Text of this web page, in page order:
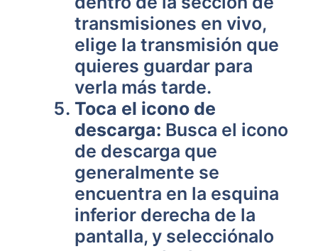
transmisiones en vivo,
elige la transmisión que
quieres guardar para
verla más tarde.
Toca el icono de
descarga: Busca el icono
de descarga que
generalmente se
encuentra en la esquina
inferior derecha de la
pantalla, y selecciónalo